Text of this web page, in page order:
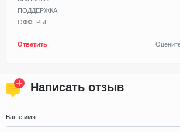
ПОДДЕРЖКА
ОФФЕРЫ
Ответить
Написать отзыв
Ваше имя